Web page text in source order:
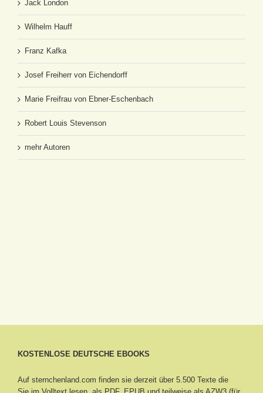
Jack London
Wilhelm Hauff
Franz Kafka
Josef Freiherr von Eichendorff
Marie Freifrau von Ebner-Eschenbach
Robert Louis Stevenson
mehr Autoren
KOSTENLOSE DEUTSCHE EBOOKS
Auf sternchenland.com finden sie derzeit über 5.500 Texte die